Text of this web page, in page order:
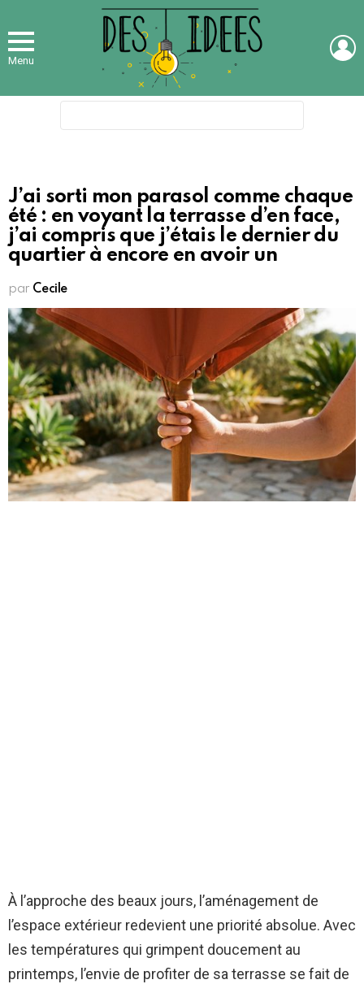
Menu
J’ai sorti mon parasol comme chaque
été : en voyant la terrasse d’en face,
j’ai compris que j’étais le dernier du
quartier à encore en avoir un
par Cecile
À l’approche des beaux jours, l’aménagement de
l’espace extérieur redevient une priorité absolue. Avec
les températures qui grimpent doucement au
printemps, l’envie de profiter de sa terrasse se fait de